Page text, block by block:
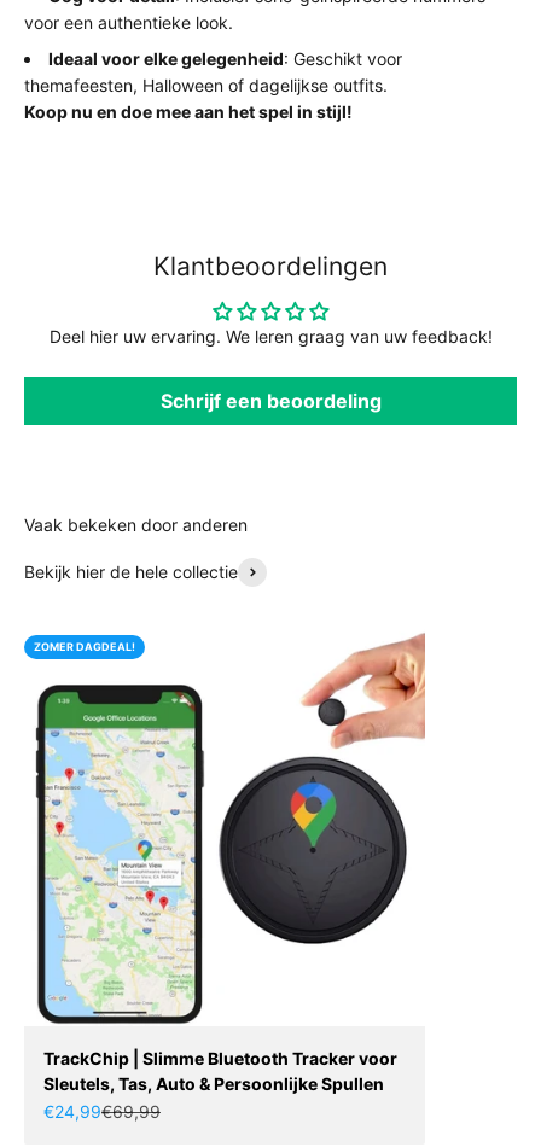
voor een authentieke look.
Ideaal voor elke gelegenheid: Geschikt voor
themafeesten, Halloween of dagelijkse outfits.
Koop nu en doe mee aan het spel in stijl!
Klantbeoordelingen
Deel hier uw ervaring. We leren graag van uw feedback!
Schrijf een beoordeling
Bekijk hier de hele collectie
ZOMER DAGDEAL!
TrackChip | Slimme Bluetooth Tracker voor
Sleutels, Tas, Auto & Persoonlijke Spullen
Aanbiedingsprijs
€24,99Normale prijs
€69,99